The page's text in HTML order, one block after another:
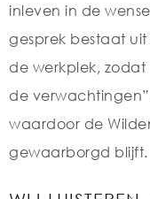
inleven in de
gesprek bestaat
de werkplek,
de
waardoor de
gewaarborgd blijft.